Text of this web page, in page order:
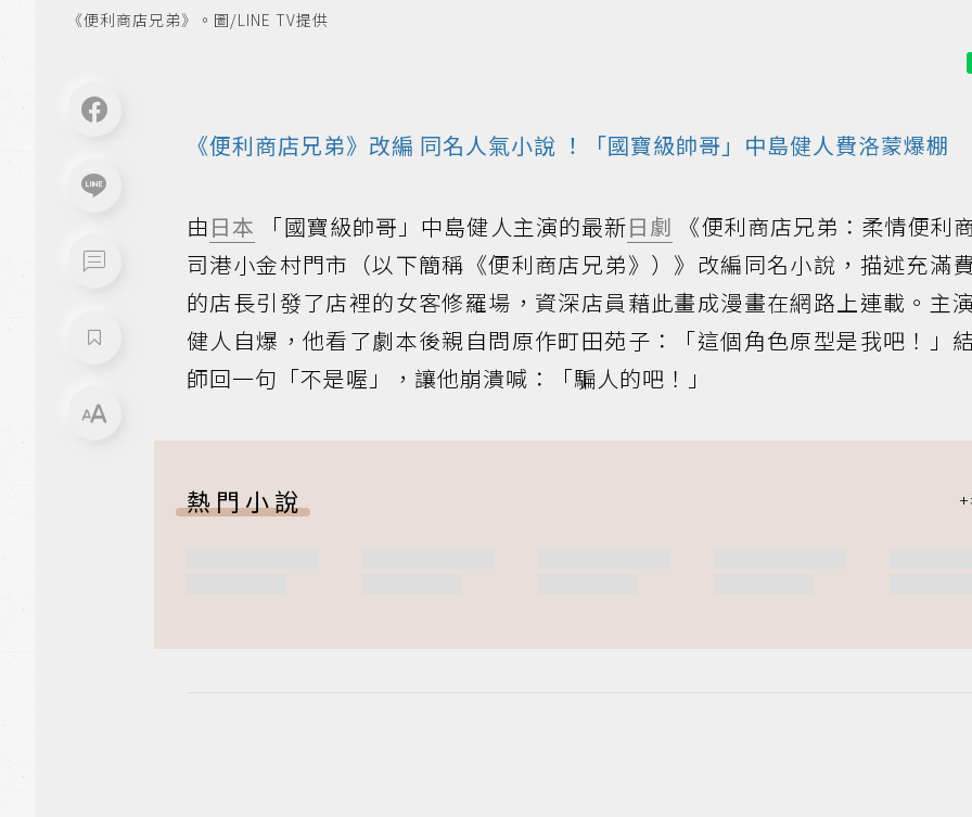
《便利商店兄弟》。圖/LINE TV提供
《便利商店兄弟》 改編 同名人氣小說 ！「國寶級帥哥」中島健人費洛蒙爆棚
由日本 「國寶級帥哥」中島健人主演的最新日劇 《便利商店兄弟：柔情便利
司港小金村門市（以下簡稱《便利商店兄弟》）》改編同名小說，描述充滿
的店長引發了店裡的女客修羅場，資深店員藉此畫成漫畫在網路上連載。主
健人自爆，他看了劇本後親自問原作町田苑子：「這個角色原型是我吧！」
師回一句「不是喔」，讓他崩潰喊：「騙人的吧！」
熱門小說